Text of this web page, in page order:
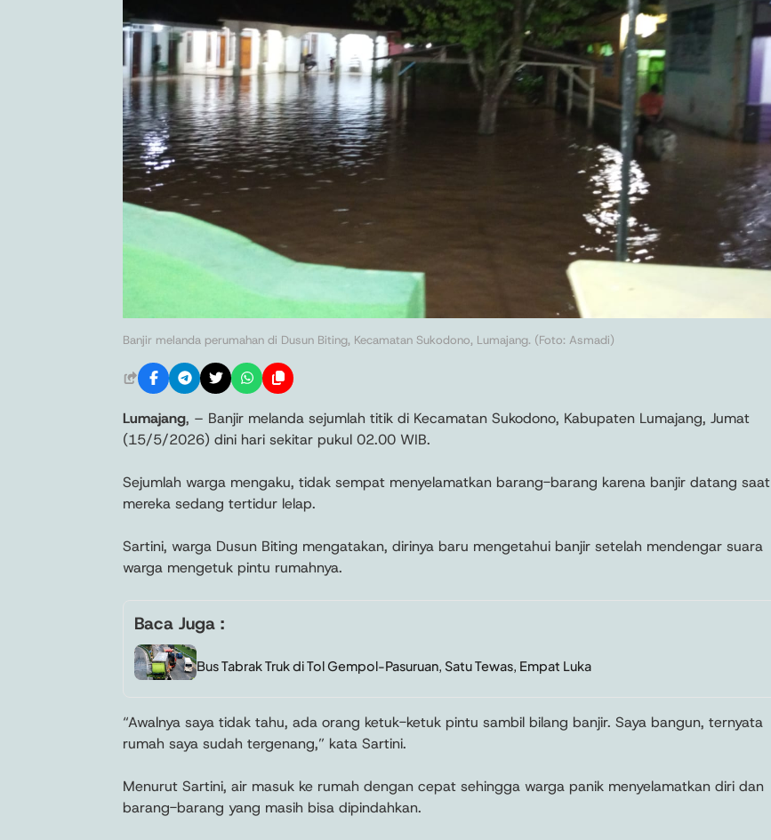
Banjir melanda perumahan di Dusun Biting, Kecamatan Sukodono, Lumajang. (Foto: Asmadi)
Lumajang, – Banjir melanda sejumlah titik di Kecamatan Sukodono, Kabupaten Lumajang, Jumat
(15/5/2026) dini hari sekitar pukul 02.00 WIB.
Sejumlah warga mengaku, tidak sempat menyelamatkan barang-barang karena banjir datang saat
mereka sedang tertidur lelap.
Sartini, warga Dusun Biting mengatakan, dirinya baru mengetahui banjir setelah mendengar suara
warga mengetuk pintu rumahnya.
Baca Juga :
Bus Tabrak Truk di Tol Gempol-Pasuruan, Satu Tewas, Empat Luka
“Awalnya saya tidak tahu, ada orang ketuk-ketuk pintu sambil bilang banjir. Saya bangun, ternyata
rumah saya sudah tergenang,” kata Sartini.
Menurut Sartini, air masuk ke rumah dengan cepat sehingga warga panik menyelamatkan diri dan
barang-barang yang masih bisa dipindahkan.